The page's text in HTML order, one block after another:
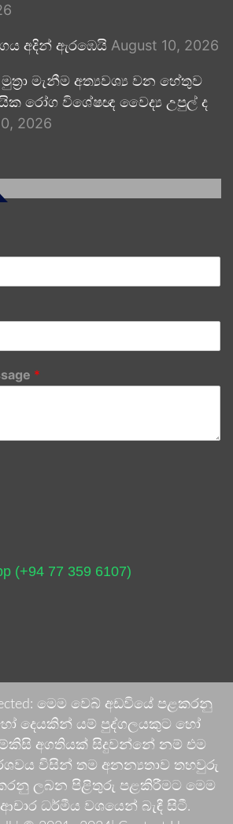
අදින් ඇරඹෙයි August 10, 2026
මැනීම අත්‍යවශ්‍ය වන හේතුව
රෝග විශේෂඥ වෛද්‍ය උපුල් ද
2026
*
(+94 77 359 6107)
මෙම වෙබ් අඩවියේ පළකරනු
දෙයකින් යම් පුද්ගලයකුට හෝ
අගතියක් සිදුවන්නේ නම් එම
විසින් තම අනන්‍යතාව තහවුරු
ලබන පිළිතුරු පළකිරීමට මෙම
ධර්මීය වශයෙන් බැඳී සිටී.